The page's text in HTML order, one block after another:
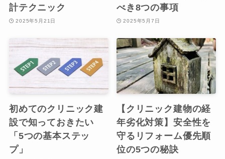
計テクニック
2025年5月21日
べき8つの事項
2025年5月7日
初めてのクリニック建
設で知っておきたい
「5つの基本ステッ
プ」
【クリニック建物の経
年劣化対策】安全性を
守るリフォーム優先順
位の5つの秘訣